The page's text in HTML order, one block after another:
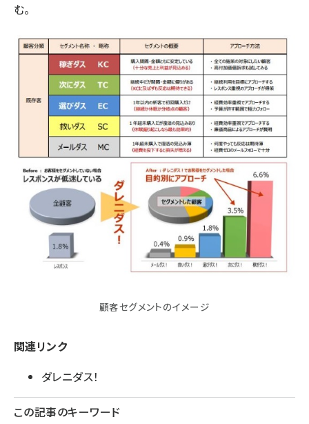
む。
顧客セグメントのイメージ
関連リンク
ダレニダス！
この記事のキーワード